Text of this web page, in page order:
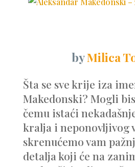
byMilica
Šta se sve krije iza
Makedonski? Mogli
čemu istaći
kralja i neponovljivog
skrenućemo vam
detalja koji će na